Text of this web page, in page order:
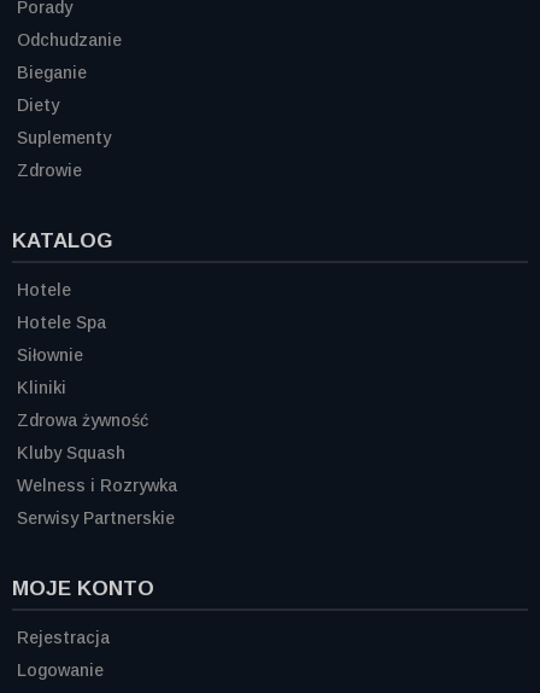
Porady
Odchudzanie
Bieganie
Diety
Suplementy
Zdrowie
KATALOG
Hotele
Hotele Spa
Siłownie
Kliniki
Zdrowa żywność
Kluby Squash
Welness i Rozrywka
Serwisy Partnerskie
MOJE KONTO
Rejestracja
Logowanie